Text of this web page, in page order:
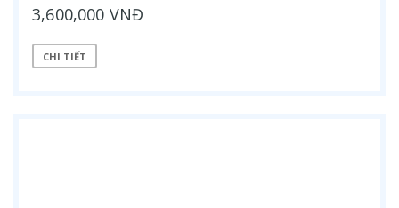
3,600,000 VNĐ
CHI TIẾT